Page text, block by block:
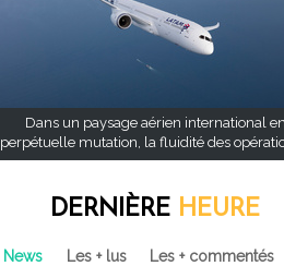
Dans un paysage aérien international en
perpétuelle mutation, la fluidité des
DERNIÈRE HEURE
News Les + lus Les + commentés